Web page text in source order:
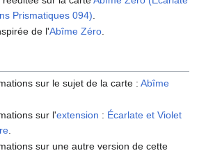
Prismatiques 094)
de l'Abîme Zéro
sur le sujet de la carte :Abîme
sur l'extension : Écarlate et Violet
sur une autre version de cette